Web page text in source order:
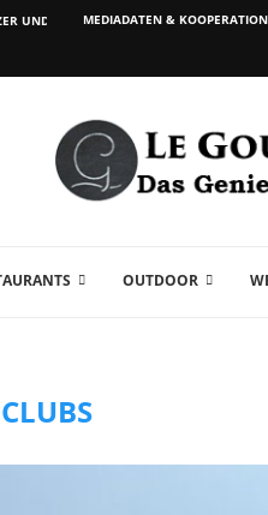
UND WEIN...MEDIADATEN &
OUTDOOR
CLUBS